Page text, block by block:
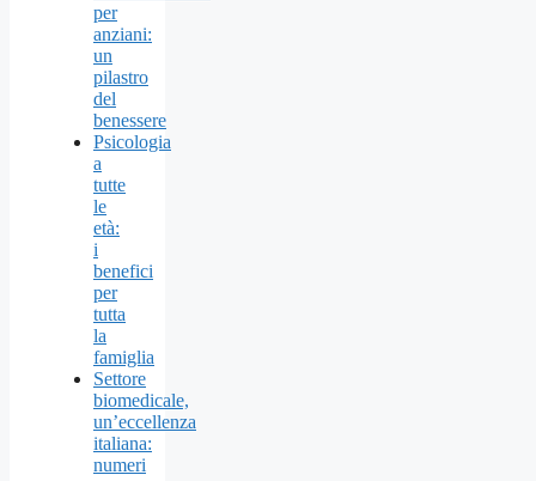
per
anziani:
un
pilastro
del
benessere
Psicologia
a
tutte
le
età:
i
benefici
per
tutta
la
famiglia
Settore
biomedicale,
un’eccellenza
italiana:
numeri